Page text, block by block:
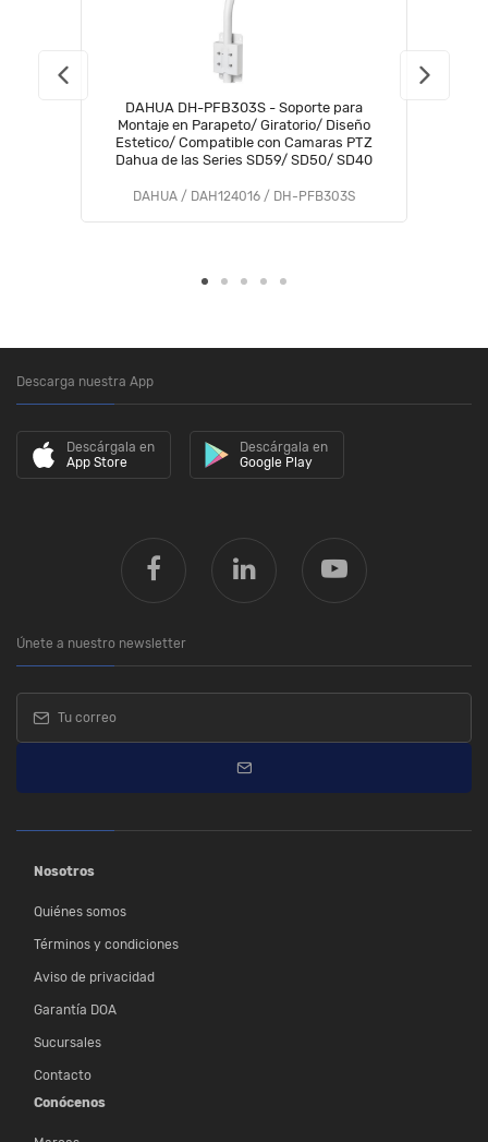
DAHUA DH-PFB303S - Soporte para
Montaje en Parapeto/ Giratorio/ Diseño
Estetico/ Compatible con Camaras PTZ
Dahua de las Series SD59/ SD50/ SD40
DAHUA / DAH124016 / DH-PFB303S
Descarga nuestra App
Descárgala en
App Store
Descárgala en
Google Play
Únete a nuestro newsletter
Nosotros
Quiénes somos
Términos y condiciones
Aviso de privacidad
Garantía DOA
Sucursales
Contacto
Conócenos